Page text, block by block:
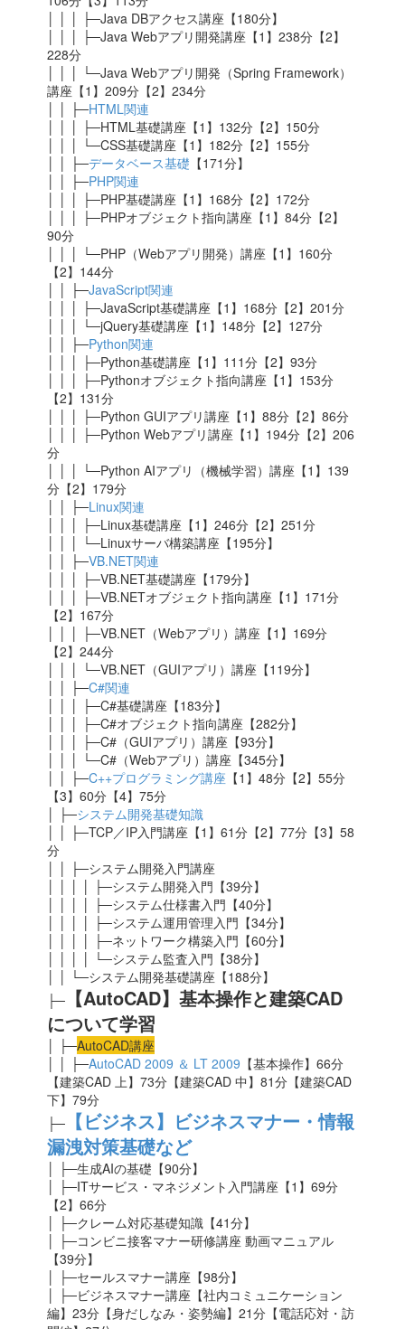
│ │ │ ├─Java DBアクセス講座【180分】
│ │ │ ├─Java Webアプリ開発講座【1】238分【2】
228分
│ │ │ └─Java Webアプリ開発（Spring Framework）
講座 【1】209分【2】234分
│ │ ├─HTML関連
│ │ │ ├─HTML基礎講座【1】132分【2】150分
│ │ │ └─CSS基礎講座【1】182分【2】155分
│ │ ├─データベース基礎 【171分】
│ │ ├─PHP関連
│ │ │ ├─PHP基礎講座【1】168分【2】172分
│ │ │ ├─PHPオブジェクト指向講座【1】84分【2】
90分
│ │ │ └─PHP（Webアプリ開発）講座【1】160分
【2】144分
│ │ ├─JavaScript関連
│ │ │ ├─JavaScript基礎講座【1】168分【2】201分
│ │ │ └─jQuery基礎講座【1】148分【2】127分
│ │ ├─Python関連
│ │ │ ├─Python基礎講座【1】111分【2】93分
│ │ │ ├─Pythonオブジェクト指向講座【1】153分
【2】131分
│ │ │ ├─Python GUIアプリ講座【1】88分【2】86分
│ │ │ ├─Python Webアプリ講座【1】194分【2】206
分
│ │ │ └─Python AIアプリ（機械学習）講座【1】139
分【2】179分
│ │ ├─Linux関連
│ │ │ ├─Linux基礎講座【1】246分【2】251分
│ │ │ └─Linuxサーバ構築講座【195分】
│ │ ├─VB.NET関連
│ │ │ ├─VB.NET基礎講座【179分】
│ │ │ ├─VB.NETオブジェクト指向講座【1】171分
【2】167分
│ │ │ ├─VB.NET（Webアプリ）講座【1】169分
【2】244分
│ │ │ └─VB.NET（GUIアプリ）講座【119分】
│ │ ├─C#関連
│ │ │ ├─C#基礎講座【183分】
│ │ │ ├─C#オブジェクト指向講座【282分】
│ │ │ ├─C#（GUIアプリ）講座【93分】
│ │ │ └─C#（Webアプリ）講座【345分】
│ │ ├─C++プログラミング講座 【1】48分【2】55分
【3】60分【4】75分
│ ├─システム開発基礎知識
│ │ ├─TCP／IP入門講座【1】61分【2】77分【3】58
分
│ │ ├─システム開発入門講座
│ │ │ │ ├─システム開発入門【39分】
│ │ │ │ ├─システム仕様書入門【40分】
│ │ │ │ ├─システム運用管理入門【34分】
│ │ │ │ ├─ネットワーク構築入門【60分】
│ │ │ │ └─システム監査入門【38分】
│ │ └─システム開発基礎講座【188分】
├─ 【AutoCAD】基本操作と建築CAD
について学習
│ ├─AutoCAD講座
│ │ ├─AutoCAD 2009 ＆ LT 2009 【基本操作】66分
【建築CAD 上】73分【建築CAD 中】81分【建築CAD
下】79分
├─ 【ビジネス】ビジネスマナー・情報
漏洩対策基礎など
│ ├─生成AIの基礎 【90分】
│ ├─ITサービス・マネジメント入門講座【1】69分
【2】66分
│ ├─クレーム対応基礎知識【41分】
│ ├─コンビニ接客マナー研修講座 動画マニュアル
【39分】
│ ├─セールスマナー講座【98分】
│ ├─ビジネスマナー講座【社内コミュニケーション
編】23分【身だしなみ・姿勢編】21分【電話応対・訪